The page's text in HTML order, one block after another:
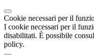
Cookie necessari per il
I cookie necessari per il
disabilitati. È possibile
policy.